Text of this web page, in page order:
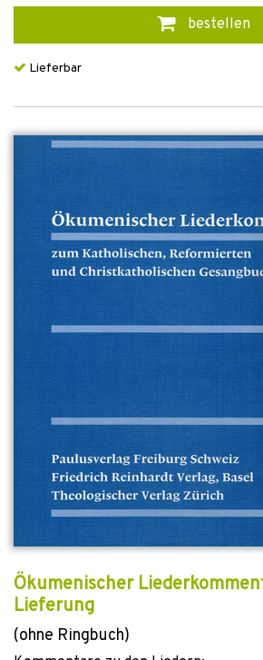
bestellen
Lieferbar
Ökumenischer
Lieferung
(ohne Ringbuch)